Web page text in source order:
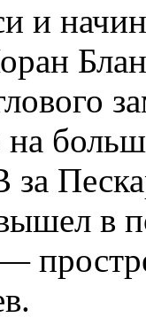
на
за
в